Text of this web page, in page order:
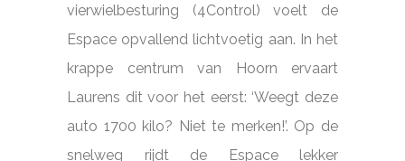
vierwielbesturing (4Control) voelt de
Espace opvallend lichtvoetig aan. In het
krappe centrum van Hoorn ervaart
Laurens dit voor het eerst: ‘Weegt deze
auto 1700 kilo? Niet te merken!’. Op de
snelweg rijdt de Espace lekker